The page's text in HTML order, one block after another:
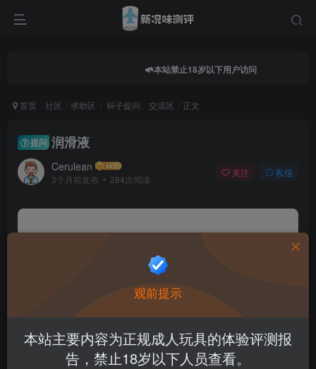
本站禁止18岁以下用户访问
首页 社区 求助区 杯子提问、交流区 正文
提问 润滑液
Cerulean
3个月前发布 284次阅读
关注 私信
★★★★
更想要体验杯子通道内壁的感觉，润滑液该用多少啊
观前提示
本站主要内容为正规成人玩具的体验评测报
告，禁止18岁以下人员查看。